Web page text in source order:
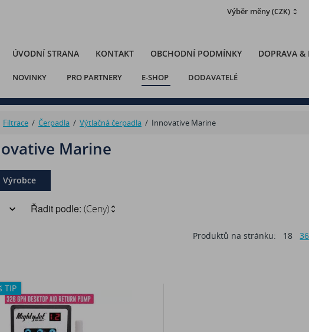
Výběr měny(CZK)
ÚVODNÍ STRANA KONTAKT OBCHODNÍ PODMÍNKY DOPRAVA
NOVINKY PRO PARTNERY E-SHOP DODAVATELÉ
Filtrace/ Čerpadla/ Výtlačná čerpadla/ Innovative Marine
Marine
Výrobce
Řadit podle: (Ceny)
Produktů na stránku: 18 36
TIP